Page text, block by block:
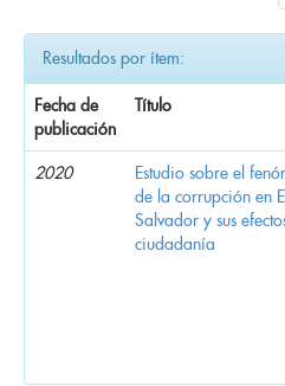
Resultados por ítem:
Fecha de
publicación
Título
2020
Estudio sobre el
de la corrupción en El
Salvador y sus
ciudadanía